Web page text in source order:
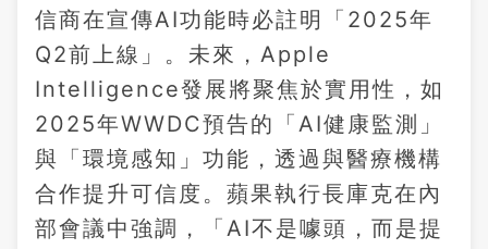
信商在宣傳AI功能時必註明「2025年
Q2前上線」。未來，Apple
Intelligence發展將聚焦於實用性，如
2025年WWDC預告的「AI健康監測」
與「環境感知」功能，透過與醫療機構
合作提升可信度。蘋果執行長庫克在內
部會議中強調，「AI不是噱頭，而是提